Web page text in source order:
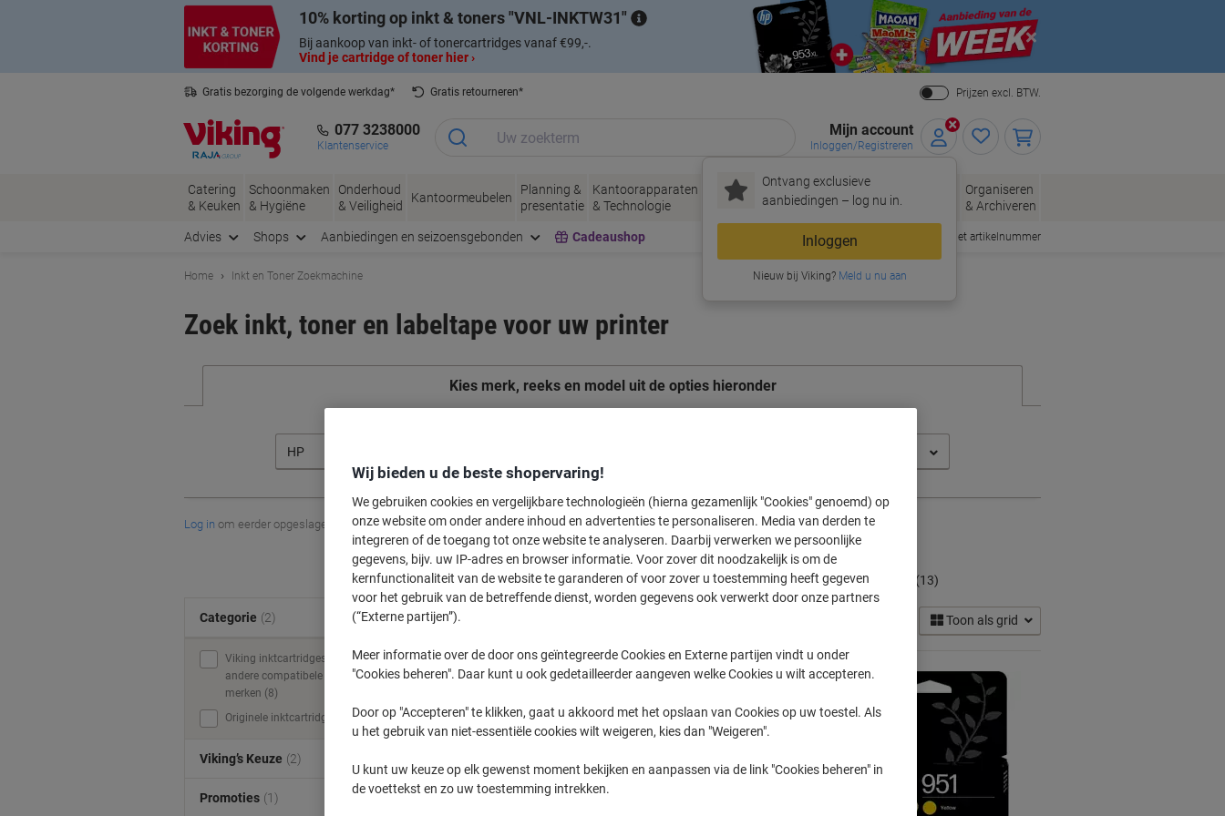
10% korting op inkt & toners VNL-INKTW31
Bij aankoop van inkt- of tonercartridges vanaf €99,-.
Vind je cartridge of toner hier ›
Close
Gratis bezorging de volgende werkdag*
Gratis retourneren*
Prijzen excl. BTW.
077 3238000
Klantenservice
Mijn account
Inloggen/Registreren
Ontvang exclusieve
aanbiedingen – log nu in.
Inloggen
Nieuw bij Viking?Meld u nu aan
Catering
& Keuken
Schoonmaken
& Hygiëne
Onderhoud
& Veiligheid
Kantoormeubelen
Planning &
presentatie
Kantoorapparaten
& Technologie
Inkt &
Toner
Papier, Enveloppen
& Verpakken
Kantoorartikelen
Organiseren
& Archiveren
Advies Shops Aanbiedingen en seizoensgebonden Cadeaushop Snel bestellen met artikelnummer
Home Inkt en Toner Zoekmachine
Zoek inkt, toner en labeltape voor uw printer
Kies merk, reeks en model uit de opties hieronder
HP
Log in om eerder opgeslagen printers en/of eerder gekochte cartridges te tonen
HP Officejet Pro 8630 E Printer Inkt Cartridges (13)
Sorteer op: Toon als grid
Categorie (2)
Viking inktcartridges &
andere compatibele
merken (8)
Originele inktcartridges (5)
Viking’s Keuze (2)
Promoties (1)
Wij bieden u de beste shopervaring!
We gebruiken cookies en vergelijkbare technologieën (hierna gezamenlijk "Cookies" genoemd) op
onze website om onder andere inhoud en advertenties te personaliseren. Media van derden te
integreren of de toegang tot onze website te analyseren. Daarbij verwerken we persoonlijke
gegevens, bijv. uw IP-adres en browser informatie. Voor zover dit noodzakelijk is om de
kernfunctionaliteit van de website te garanderen of voor zover u toestemming heeft gegeven
voor het gebruik van de betreffende dienst, worden gegevens ook verwerkt door onze partners
(“Externe partijen”).
Meer informatie over de door ons geïntegreerde Cookies en Externe partijen vindt u onder
"Cookies beheren". Daar kunt u ook gedetailleerder aangeven welke Cookies u wilt accepteren.
Door op "Accepteren" te klikken, gaat u akkoord met het opslaan van Cookies op uw toestel. Als
u het gebruik van niet-essentiële cookies wilt weigeren, kies dan "Weigeren".
U kunt uw keuze op elk gewenst moment bekijken en aanpassen via de link "Cookies beheren" in
de voettekst en zo uw toestemming intrekken.